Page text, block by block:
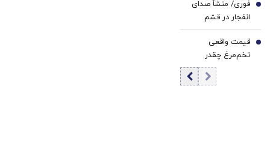
جزئیات تماس
تلفنی
فوری/ منشأ صدای
انفجار در قشم
مشخص شد/ مقابه
با اهداف دشمن در
ورودی تنگه هرمز
6
قیمت واقعی
تخم‌مرغ چقدر
است؟/ مصرف
روزانه ۳ هزار و ۳۰۰
7